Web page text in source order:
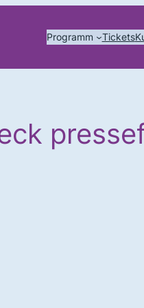
Programm Tickets